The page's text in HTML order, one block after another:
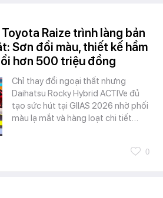
Raize trình làng bản
Sơn đổi màu, thiết kế hầm
hơn 500 triệu đồng
Chỉ thay đổi ngoại thất nhưng
Daihatsu Rocky Hybrid ACTIVe đủ
tạo sức hút tại GIIAS 2026 nhờ phối
màu lạ mắt và hàng loạt chi tiết…
0